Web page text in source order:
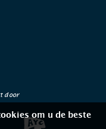
door
om u de beste